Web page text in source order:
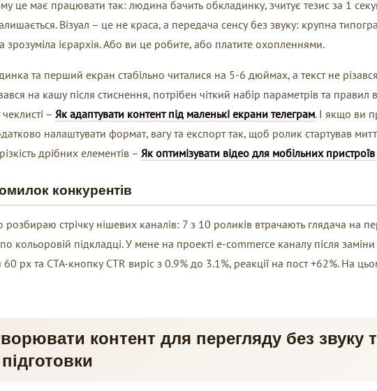
це має працювати так: людина бачить обкладинку, зчитує тезис за 1
Візуал – це не краса, а передача сенсу без звуку: крупна
зрозуміла ієрархія. Або ви це робите, або платите охопленнями.
та перший екран стабільно читалися на 5-6 дюймах, а текст не
на кашу після стиснення, потрібен чіткий набір параметрів та правил
– Як адаптувати контент під маленькі екрани телеграм. І якщо ви
налаштувати формат, вагу та експорт так, щоб ролик стартував
дрібних елементів – Як оптимізувати відео для мобільних
конкурентів
розбираю стрічку нішевих каналів: 7 з 10 роликів втрачають глядача на
по кольоровій підкладці. У мене на проекті e-commerce каналу після
px та CTA-кнопку CTR виріс з 0.9% до 3.1%, реакції на пост +62%. На
контент для перегляду без звуку